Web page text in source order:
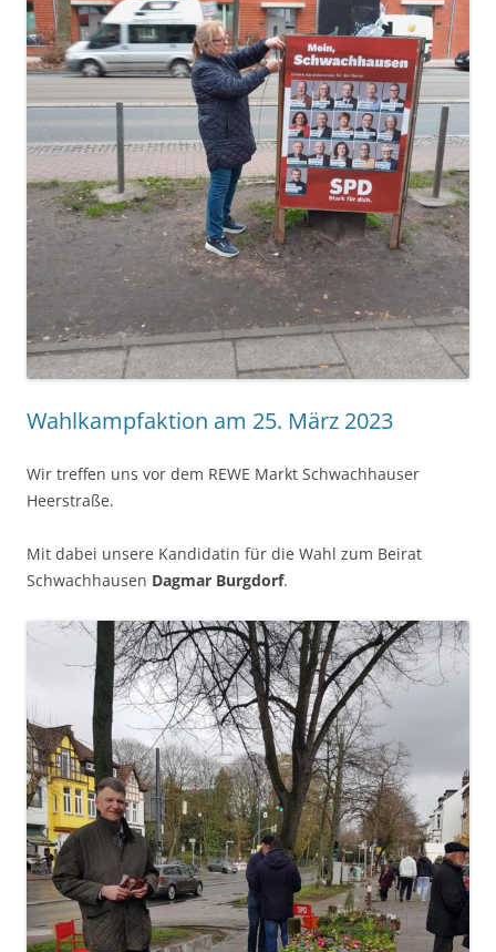
Wahlkampfaktion am 25. März 2023
Wir treffen uns vor dem REWE Markt Schwachhauser
Heerstraße.
Mit dabei unsere Kandidatin für die Wahl zum Beirat
Schwachhausen Dagmar Burgdorf.